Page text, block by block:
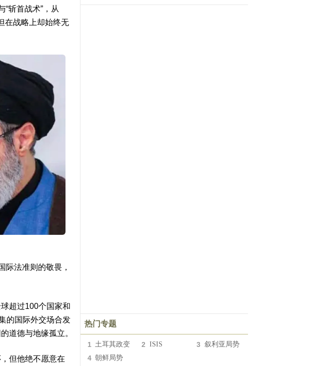
“斩首战术”，从
在战略上却始终无
际法准则的敬畏，
超过100个国家和
的国际外交场合发
道德与地缘孤立。
但他绝不愿意在
热门专题
1 土耳其政变 2 ISIS 3 叙利亚局势
4 朝鲜局势